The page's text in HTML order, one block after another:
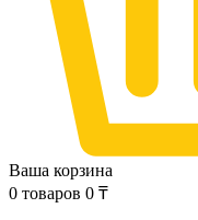
Ваша корзина
0 товаров 0 ₸